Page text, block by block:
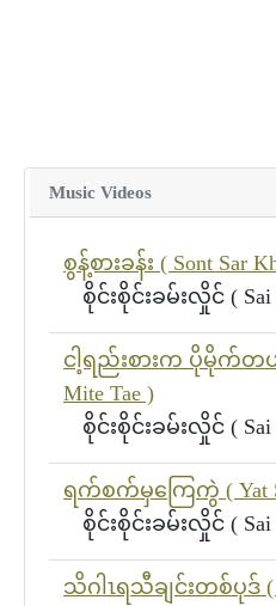
Music Videos
စွန့်စားခန်း ( Sont Sar
စိုင်းစိုင်းခမ်းလှိုင် ( Sai
ငါ့ရည်းစားက ပိုမိုက်တယ် (
Mite Tae )
စိုင်းစိုင်းခမ်းလှိုင် ( Sai
ရက်စက်မှကြေကွဲ ( Yat
စိုင်းစိုင်းခမ်းလှိုင် ( Sai
သိဂါၤရသီချင်းတစ်ပုဒ် (